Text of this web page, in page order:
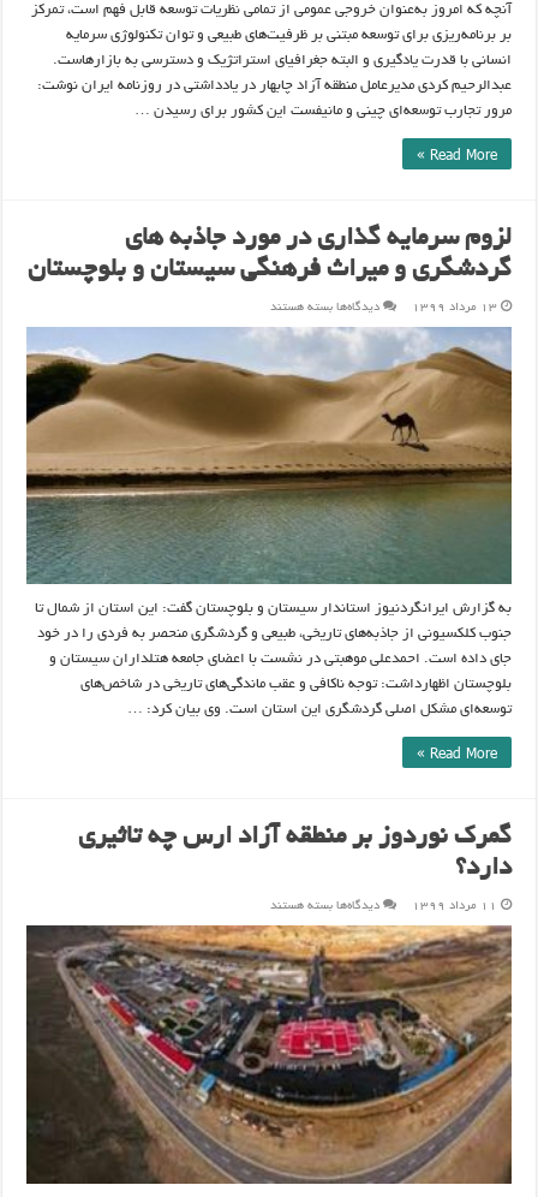
شرق
ایران
آنچه که امروز به‌عنوان خروجی عمومی از تمامی نظریات توسعه قابل فهم است، تمرکز
بر برنامه‌ریزی برای توسعه مبتنی بر ظرفیت‌های طبیعی و توان تکنولوژی سرمایه
انسانی با قدرت یادگیری و البته جغرافیای استراتژیک و دسترسی به بازارهاست.
عبدالرحیم کردی مدیرعامل منطقه آزاد چابهار در یادداشتی در روزنامه ایران نوشت:
مرور تجارب توسعه‌ای چینی و مانیفست این کشور برای رسیدن …
Read More »
لزوم سرمایه گذاری در مورد جاذبه های
گردشگری و میراث فرهنگی سیستان و بلوچستان
۱۳ مرداد ۱۳۹۹ دیدگاه‌هابرای
سرمایه
جاذبه
های
میراث
سیستان
و
بلوچستان
بسته هستند
به گزارش ایرانگردنیوز استاندار سیستان و بلوچستان گفت: این استان از شمال تا
جنوب کلکسیونی از جاذبه‌های تاریخی، طبیعی و گردشگری منحصر به فردی را در خود
جای داده است. احمدعلی موهبتی در نشست با اعضای جامعه هتلداران سیستان و
بلوچستان اظهارداشت: توجه ناکافی و عقب ماندگی‌های تاریخی در شاخص‌های
توسعه‌ای مشکل اصلی گردشگری این استان است. وی بیان کرد: …
Read More »
گمرک نوردوز بر منطقه آزاد ارس چه تاثیری
دارد؟
۱۱ مرداد ۱۳۹۹ دیدگاه‌هابرای
نوردوز
بر
منطقه
آزاد
ارس
چه
تاثیری
دارد؟
بسته هستند